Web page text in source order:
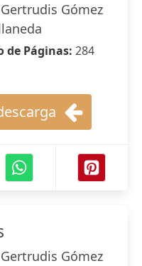
Gertrudis Gómez
de Páginas: 284
Gertrudis Gómez